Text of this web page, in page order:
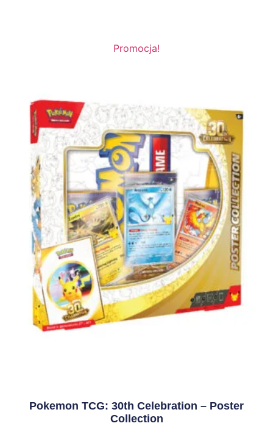
Promocja!
Pokemon TCG: 30th Celebration – Poster
Collection